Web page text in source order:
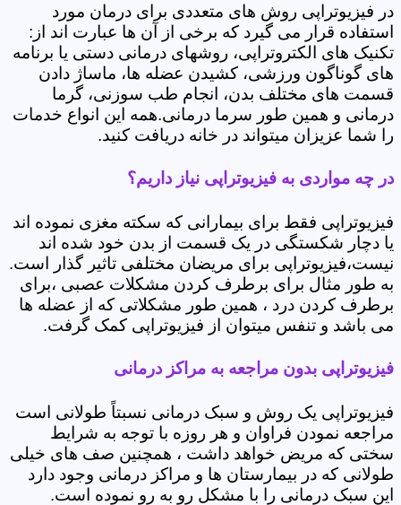
در فیزیوتراپی روش های متعددی برای درمان مورد
استفاده قرار می گیرد که برخی از آن ها عبارت اند از:
تکنیک های الکتروتراپی، روشهای درمانی دستی یا برنامه
های گوناگون ورزشی، کشیدن عضله ها، ماساژ دادن
قسمت های مختلف بدن، انجام طب سوزنی، گرما
درمانی و همین طور سرما درمانی.همه این انواع خدمات
را شما عزیزان میتواند در خانه دریافت کنید.
در چه مواردی به فیزیوتراپی نیاز داریم؟
فیزیوتراپی فقط برای بیمارانی که سکته مغزی نموده اند
یا دچار شکستگی در یک قسمت از بدن خود شده اند
نیست،فیزیوتراپی برای مریضان مختلفی تاثیر گذار است.
به طور مثال برای برطرف کردن مشکلات عصبی ،برای
برطرف کردن درد ، همین طور مشکلاتی که از عضله ها
می باشد و تنفس میتوان از فیزیوتراپی کمک گرفت.
فیزیوتراپی بدون مراجعه به مراکز درمانی
فیزیوتراپی یک روش و سبک درمانی نسبتاً طولانی است
مراجعه نمودن فراوان و هر روزه با توجه به شرایط
سختی که مریض خواهد داشت ، همچنین صف های خیلی
طولانی که در بیمارستان ها و مراکز درمانی وجود دارد
این سبک درمانی را با مشکل رو به رو نموده است.